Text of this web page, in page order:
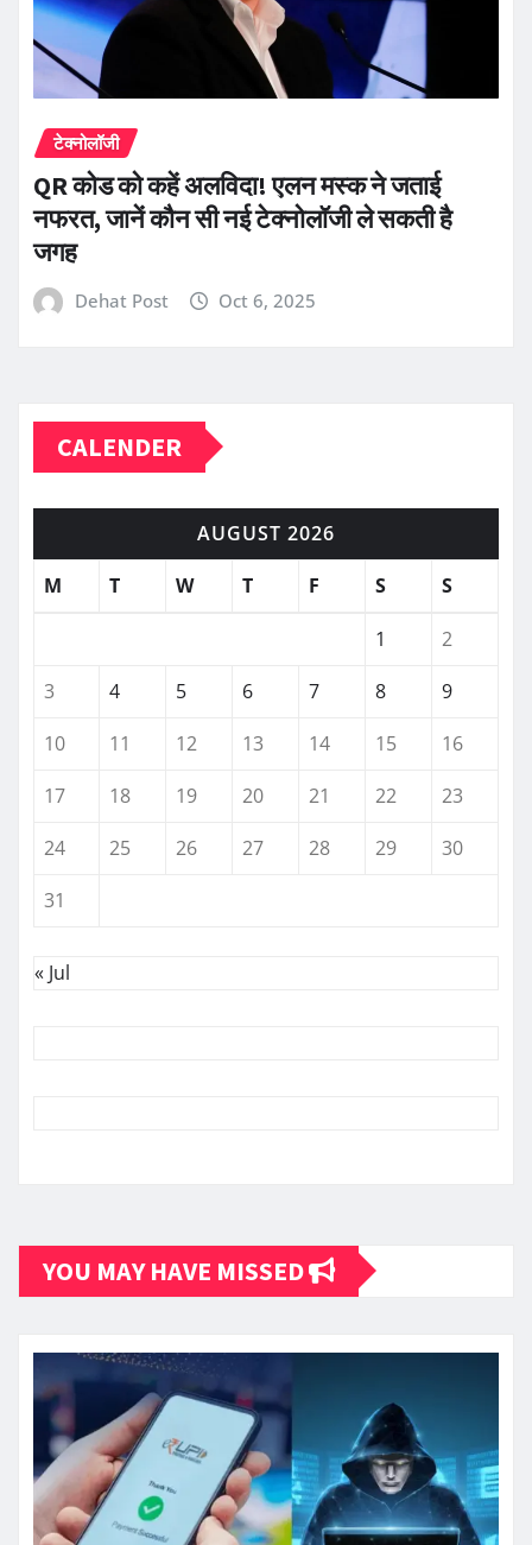
टेक्नोलॉजी
QR कोड को कहें अलविदा! एलन मस्क ने जताई
नफरत, जानें कौन सी नई टेक्नोलॉजी ले सकती है
जगह
Dehat Post Oct 6, 2025
CALENDER
AUGUST 2026
M
T W T F S S
1
2
3
4 5 6 7 8
9
10
11 12 13 14 15
16
17
18 19 20 21 22
23
24
25 26 27 28 29
30
31
« Jul
YOU MAY HAVE MISSED